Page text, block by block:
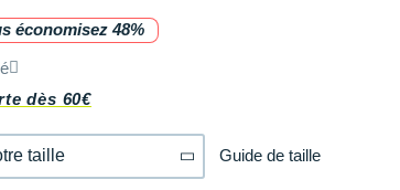
économisez 48%
dès 60€
taille Guide de taille